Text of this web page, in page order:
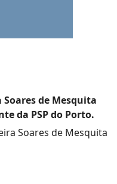
Soares de Mesquita
da PSP do Porto.
Soares de Mesquita